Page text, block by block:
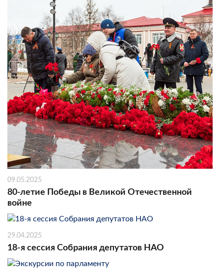
09.05.2025
80-летие Победы в Великой Отечественной
войне
29.04.2025
18-я сессия Собрания депутатов НАО